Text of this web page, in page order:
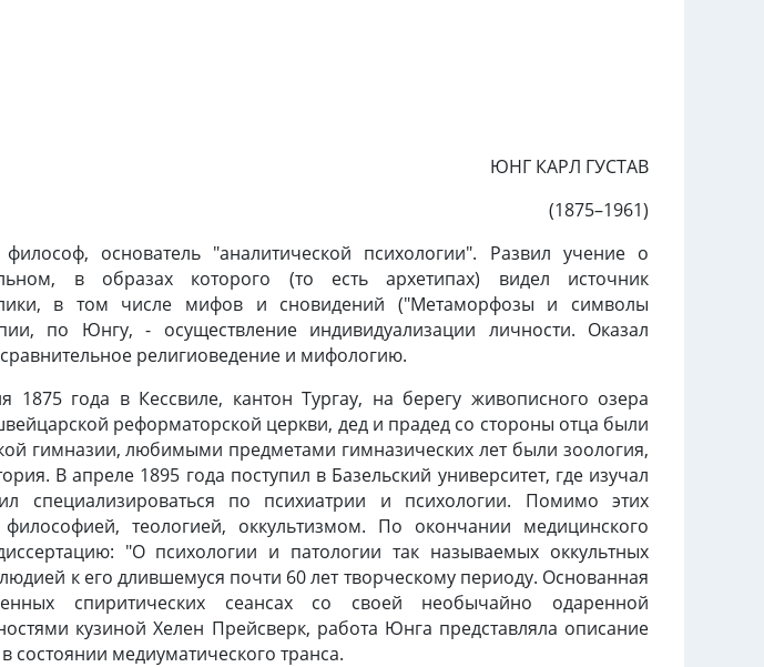
ЮНГ КАРЛ ГУСТАВ
(1875–1961)
основатель "аналитической психологии". Развил учение о
в образах которого (то есть архетипах) видел источник
в том числе мифов и сновидений ("Метаморфозы и символы
по Юнгу, - осуществление индивидуализации личности. Оказал
религиоведение и мифологию.
года в Кессвиле, кантон Тургау, на берегу живописного озера
реформаторской церкви, дед и прадед со стороны отца были
гимназии, любимыми предметами гимназических лет были зоология,
В апреле 1895 года поступил в Базельский университет, где изучал
специализироваться по психиатрии и психологии. Помимо этих
теологией, оккультизмом. По окончании медицинского
"О психологии и патологии так называемых оккультных
к его длившемуся почти 60 лет творческому периоду. Основанная
спиритических сеансах со своей необычайно одаренной
кузиной Хелен Прейсверк, работа Юнга представляла описание
медиуматического транса.